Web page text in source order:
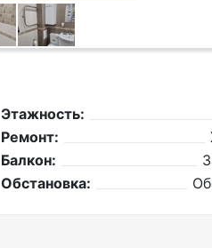
Этажность:
Ремонт:
Балкон:
Обстановка: